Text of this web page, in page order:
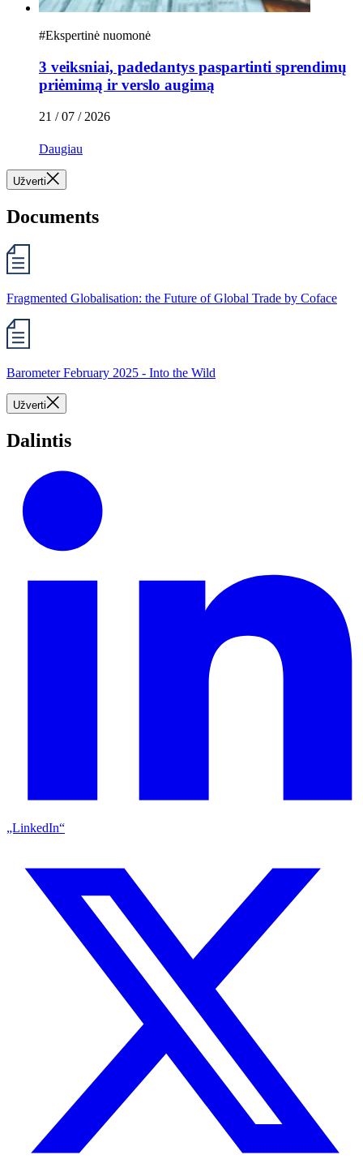
#Ekspertinė nuomonė
3 veiksniai, padedantys paspartinti sprendimų
priėmimą ir verslo augimą
21 / 07 / 2026
Daugiau
Užverti
Documents
Fragmented Globalisation: the Future of Global Trade by Coface
Barometer February 2025 - Into the Wild
Užverti
Dalintis
„LinkedIn“